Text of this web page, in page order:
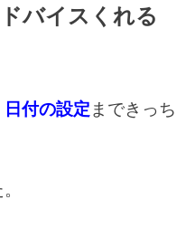
バイスくれる
日付の設定 まできっち